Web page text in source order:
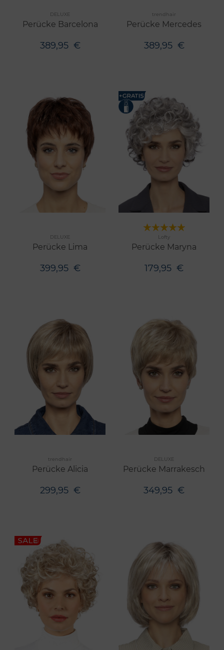
6 Farben Merken
DELUXE
Perücke Barcelona
389,95 €
6 Farben Merken
trendhair
Perücke Mercedes
389,95 €
8 Farben Merken
DELUXE
Perücke Lima
399,95 €
Lofty
Perücke Maryna
179,95 €
7 Farben Merken
trendhair
Perücke Alicia
299,95 €
7 Farben Merken
DELUXE
Perücke Marrakesch
349,95 €